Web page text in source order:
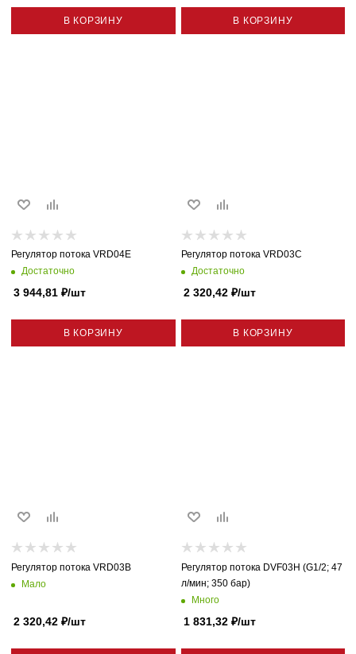
В КОРЗИНУ В КОРЗИНУ
Регулятор потока VRD04E
Достаточно
3 944,81 ₽/шт
В КОРЗИНУ
Регулятор потока VRD03C
Достаточно
2 320,42₽/шт
В КОРЗИНУ
Регулятор потока VRD03B
Мало
2 320,42 ₽/шт
Регулятор потока DVF03H (G1/2; 47
л/мин; 350 бар)
Много
1 831,32₽/шт